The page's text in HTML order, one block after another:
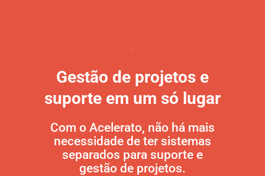
Gestão de projetos e
suporte em um só lugar
Com o Acelerato, não há mais
necessidade de ter sistemas
separados para suporte e
gestão de projetos.